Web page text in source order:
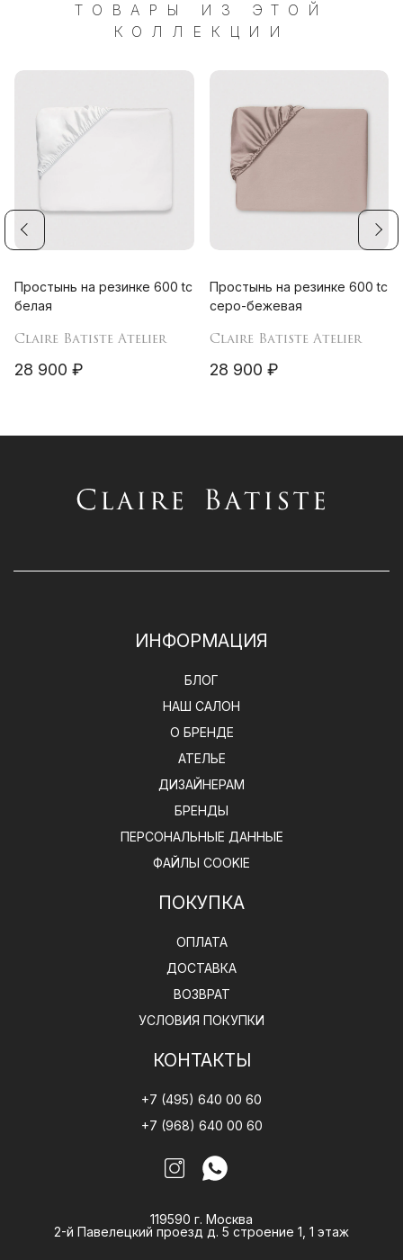
ТОВАРЫ ИЗ ЭТОЙ
КОЛЛЕКЦИИ
Простынь на резинке 600 tc
белая
Claire Batiste Atelier
28 900 ₽
Простынь на резинке 600 tc
серо-бежевая
Claire Batiste Atelier
28 900 ₽
ИНФОРМАЦИЯ
БЛОГ
НАШ САЛОН
О БРЕНДЕ
АТЕЛЬЕ
ДИЗАЙНЕРАМ
БРЕНДЫ
ПЕРСОНАЛЬНЫЕ ДАННЫЕ
ФАЙЛЫ COOKIE
ПОКУПКА
ОПЛАТА
ДОСТАВКА
ВОЗВРАТ
УСЛОВИЯ ПОКУПКИ
КОНТАКТЫ
+7 (495) 640 00 60
+7 (968) 640 00 60
119590 г. Москва
2-й Павелецкий проезд д. 5 строение 1, 1 этаж